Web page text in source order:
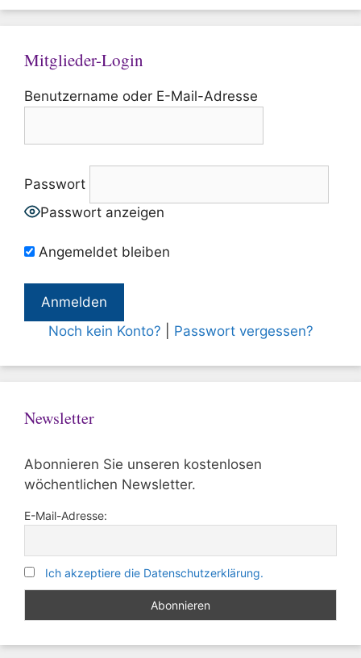
Mitglieder-Login
Benutzername oder E-Mail-Adresse
Passwort
Passwort anzeigen
Angemeldet bleiben
Noch kein Konto? Passwort vergessen?
Newsletter
Abonnieren Sie unseren kostenlosen
wöchentlichen Newsletter.
E-Mail-Adresse:
Ich akzeptiere die Datenschutzerklärung.